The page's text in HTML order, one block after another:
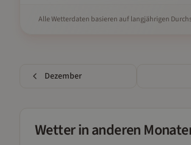
Alle Wetterdaten basieren auf langjährigen
Dezember
Wetter in anderen